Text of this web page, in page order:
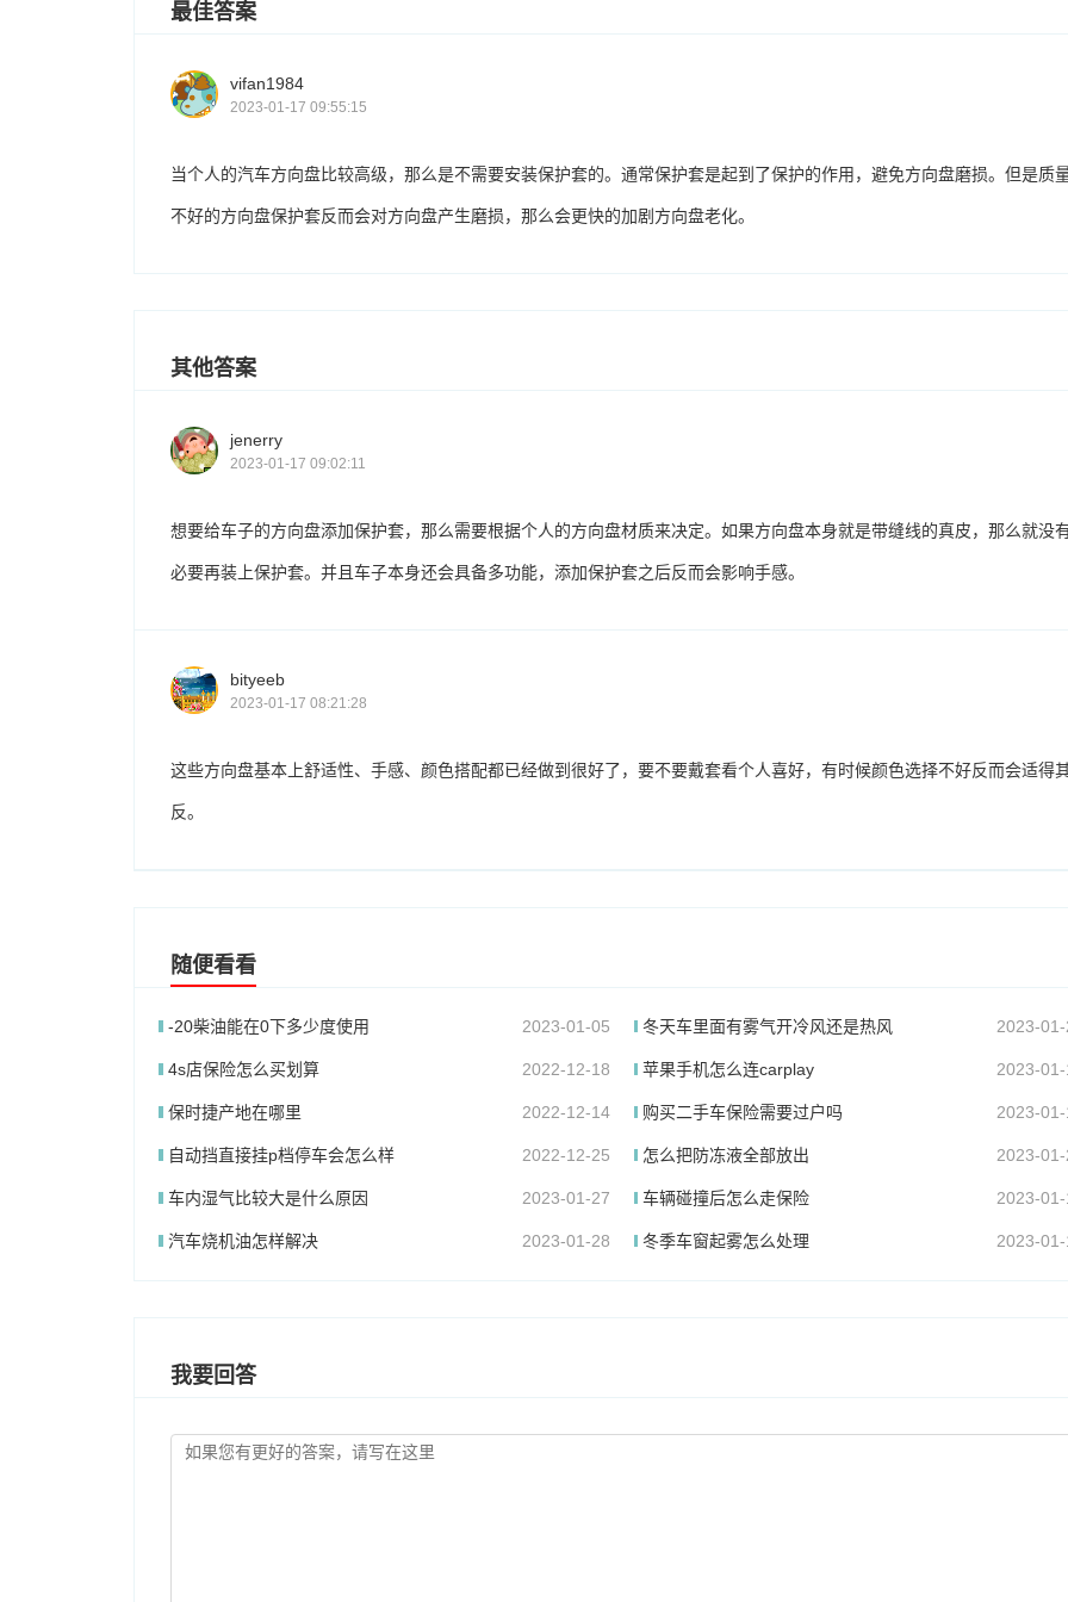
最佳答案
vifan1984
2023-01-17 09:55:15
当个人的汽车方向盘比较高级，那么是不需要安装保护套的。通常保护套是起到了保护的作用，避免方向盘磨损。但是质
不好的方向盘保护套反而会对方向盘产生磨损，那么会更快的加剧方向盘老化。
其他答案
jenerry
2023-01-17 09:02:11
想要给车子的方向盘添加保护套，那么需要根据个人的方向盘材质来决定。如果方向盘本身就是带缝线的真皮，那么就没
必要再装上保护套。并且车子本身还会具备多功能，添加保护套之后反而会影响手感。
bityeeb
2023-01-17 08:21:28
这些方向盘基本上舒适性、手感、颜色搭配都已经做到很好了，要不要戴套看个人喜好，有时候颜色选择不好反而会适得
反。
随便看看
-20柴油能在0下多少度使用 2023-01-05 冬天车里面有雾气开冷风还是热风 2023-
4s店保险怎么买划算 2022-12-18 苹果手机怎么连carplay 2023-
保时捷产地在哪里 2022-12-14 购买二手车保险需要过户吗 2023-
自动挡直接挂p档停车会怎么样 2022-12-25 怎么把防冻液全部放出 2023-
车内湿气比较大是什么原因 2023-01-27 车辆碰撞后怎么走保险 2023-
汽车烧机油怎样解决 2023-01-28 冬季车窗起雾怎么处理 2023-
我要回答